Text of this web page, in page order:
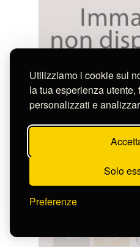
Utilizziamo i cookie sul
la tua esperienza utente,
personalizzati e
Solo
Preferenze
Anonimo
S-CL2229_3628